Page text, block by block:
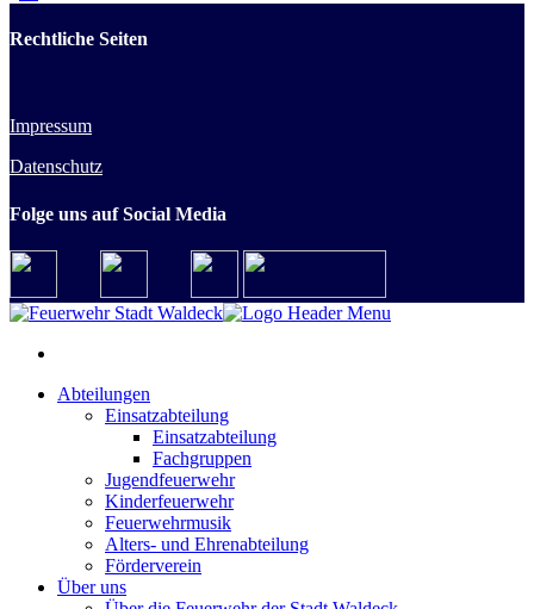
Rechtliche Seiten
Impressum
Datenschutz
Folge uns auf Social Media
Abteilungen
Einsatzabteilung
Einsatzabteilung
Fachgruppen
Jugendfeuerwehr
Kinderfeuerwehr
Feuerwehrmusik
Alters- und Ehrenabteilung
Förderverein
Über uns